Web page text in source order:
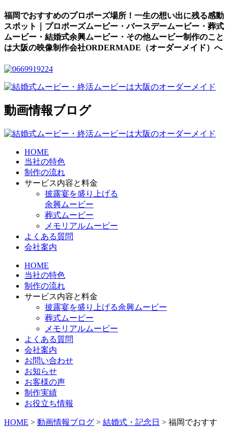
福岡でおすすめのプロポーズ場所！一生の想い出に残る感動
スポット｜プロポーズムービー・バースデームービー・葬式
ムービー・結婚式余興ムービー・その他ムービー制作のこと
は大阪の映像制作会社ORDERMADE（オーダーメイド）へ
動画情報ブログ
HOME
当社の特色
制作の流れ
サービス内容と料金
披露宴を盛り上げる
余興ムービー
葬式ムービー
メモリアルムービー
よくある質問
会社案内
HOME
当社の特色
制作の流れ
サービス内容と料金
披露宴を盛り上げる余興ムービー
葬式ムービー
メモリアルムービー
よくある質問
会社案内
お問い合わせ
お知らせ
お客様の声
制作実績
お役立ち情報
HOME > 動画情報ブログ > 結婚式・記念日 > 福岡でおすす